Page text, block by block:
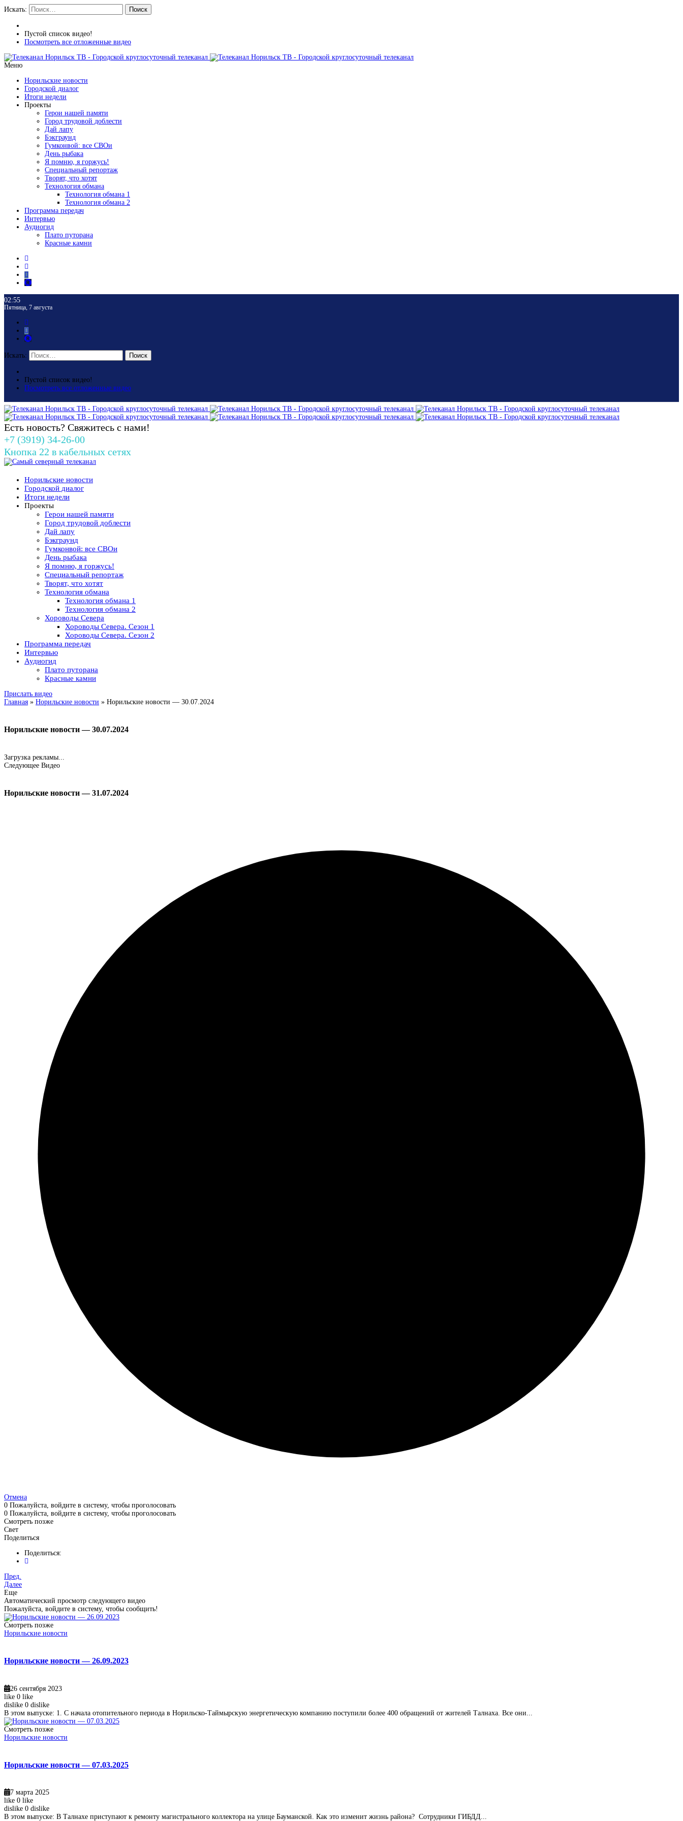
Искать: Поиск
Пустой список видео!
Посмотреть все отложенные видео
Меню
Норильские новости
Городской диалог
Итоги недели
Проекты
Герои нашей памяти
Город трудовой доблести
Дай лапу
Бэкграунд
Гумконвой: все СВОи
День рыбака
Я помню, я горжусь!
Специальный репортаж
Творят, что хотят
Технология обмана
Технология обмана 1
Технология обмана 2
Программа передач
Интервью
Аудиогид
Плато путорана
Красные камни
02:55
Пятница, 7 августа
Искать: Поиск
Пустой список видео!
Посмотреть все отложенные видео
Есть новость? Свяжитесь с нами!
+7 (3919) 34-26-00
Кнопка 22 в кабельных сетях
Норильские новости
Городской диалог
Итоги недели
Проекты
Герои нашей памяти
Город трудовой доблести
Дай лапу
Бэкграунд
Гумконвой: все СВОи
День рыбака
Я помню, я горжусь!
Специальный репортаж
Творят, что хотят
Технология обмана
Технология обмана 1
Технология обмана 2
Хороводы Севера
Хороводы Севера. Сезон 1
Хороводы Севера. Сезон 2
Программа передач
Интервью
Аудиогид
Плато путорана
Красные камни
Прислать видео
Главная » Норильские новости » Норильские новости — 30.07.2024
Норильские новости — 30.07.2024
Загрузка рекламы...
Следующее Видео
Норильские новости — 31.07.2024
Отмена
0 Пожалуйста, войдите в систему, чтобы проголосовать
0 Пожалуйста, войдите в систему, чтобы проголосовать
Смотреть позже
Свет
Поделиться
Поделиться:
Пред.
Далее
Еще
Автоматический просмотр следующего видео
Пожалуйста, войдите в систему, чтобы сообщить!
Смотреть позже
Норильские новости
Норильские новости — 26.09.2023
26 сентября 2023
like 0 like
dislike 0 dislike
В этом выпуске: 1. С начала отопительного периода в Норильско-Таймырскую энергетическую компанию поступили более 400 обращений от жителей Талнаха. Все они...
Смотреть позже
Норильские новости
Норильские новости — 07.03.2025
7 марта 2025
like 0 like
dislike 0 dislike
В этом выпуске: В Талнахе приступают к ремонту магистрального коллектора на улице Бауманской. Как это изменит жизнь района? Сотрудники ГИБДД...